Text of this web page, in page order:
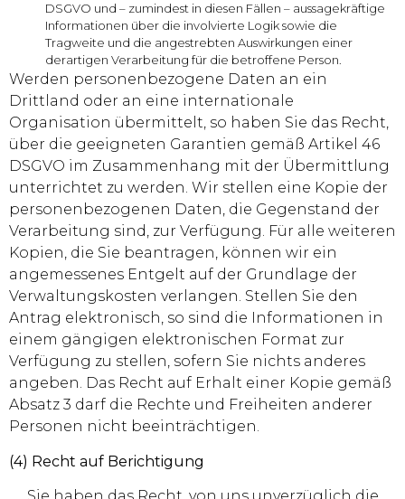
DSGVO und – zumindest in diesen Fällen – aussagekräftige
Informationen über die involvierte Logik sowie die
Tragweite und die angestrebten Auswirkungen einer
derartigen Verarbeitung für die betroffene Person.
Werden personenbezogene Daten an ein
Drittland oder an eine internationale
Organisation übermittelt, so haben Sie das Recht,
über die geeigneten Garantien gemäß Artikel 46
DSGVO im Zusammenhang mit der Übermittlung
unterrichtet zu werden. Wir stellen eine Kopie der
personenbezogenen Daten, die Gegenstand der
Verarbeitung sind, zur Verfügung. Für alle weiteren
Kopien, die Sie beantragen, können wir ein
angemessenes Entgelt auf der Grundlage der
Verwaltungskosten verlangen. Stellen Sie den
Antrag elektronisch, so sind die Informationen in
einem gängigen elektronischen Format zur
Verfügung zu stellen, sofern Sie nichts anderes
angeben. Das Recht auf Erhalt einer Kopie gemäß
Absatz 3 darf die Rechte und Freiheiten anderer
Personen nicht beeinträchtigen.
(4) Recht auf Berichtigung